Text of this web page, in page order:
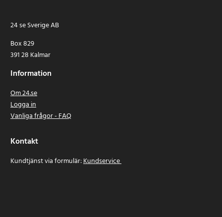
24 se Sverige AB
Box 829
391 28 Kalmar
Information
Om 24.se
Logga in
Vanliga frågor - FAQ
Kontakt
Kundtjänst via formulär:Kundservice